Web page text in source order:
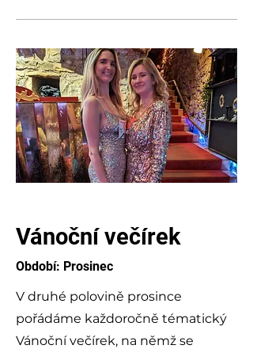
Vánoční večírek
Období: Prosinec
V druhé polovině prosince
pořádáme každoročně tématický
Vánoční večírek, na němž se